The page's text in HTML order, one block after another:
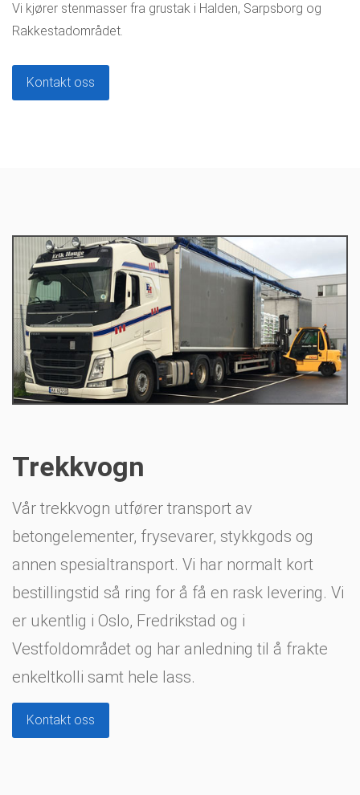
Vi kjører stenmasser fra grustak i Halden, Sarpsborg og
Rakkestadområdet.
Kontakt oss
Trekkvogn
Vår trekkvogn utfører transport av
betongelementer, frysevarer, stykkgods og
annen spesialtransport. Vi har normalt kort
bestillingstid så ring for å få en rask levering. Vi
er ukentlig i Oslo, Fredrikstad og i
Vestfoldområdet og har anledning til å frakte
enkeltkolli samt hele lass.
Kontakt oss